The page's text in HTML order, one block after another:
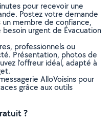
pour recevoir une
Postez votre demande
membre de confiance,
urgent de Évacuation
professionnels ou
Présentation, photos de
l'offreur idéal, adapté à
AlloVoisins pour
grâce aux outils
?